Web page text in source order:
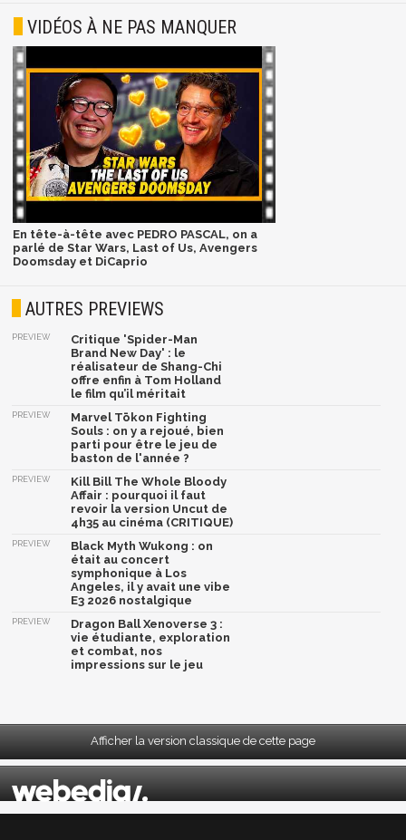
VIDÉOS À NE PAS MANQUER
En tête-à-tête avec PEDRO PASCAL, on a
parlé de Star Wars, Last of Us, Avengers
Doomsday et DiCaprio
AUTRES PREVIEWS
PREVIEW
Critique 'Spider-Man
Brand New Day' : le
réalisateur de Shang-Chi
offre enfin à Tom Holland
le film qu’il méritait
PREVIEW
Marvel Tōkon Fighting
Souls : on y a rejoué, bien
parti pour être le jeu de
baston de l'année ?
PREVIEW
Kill Bill The Whole Bloody
Affair : pourquoi il faut
revoir la version Uncut de
4h35 au cinéma (CRITIQUE)
PREVIEW
Black Myth Wukong : on
était au concert
symphonique à Los
Angeles, il y avait une vibe
E3 2026 nostalgique
PREVIEW
Dragon Ball Xenoverse 3 :
vie étudiante, exploration
et combat, nos
impressions sur le jeu
Afficher la version classique de cette page